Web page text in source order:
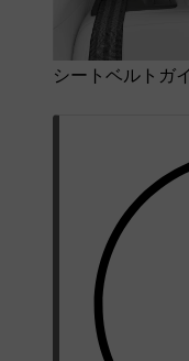
シートベルトガ